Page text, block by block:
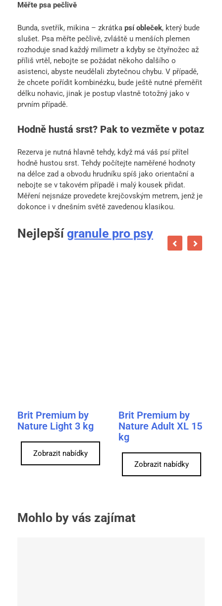
Měřte psa pečlivě
Bunda, svetřík, mikina – zkrátka psí obleček, který bude
slušet. Psa měřte pečlivě, zvláště u menších plemen
rozhoduje snad každý milimetr a kdyby se čtyřnožec až
příliš vrtěl, nebojte se požádat někoho dalšího o
asistenci, abyste neudělali zbytečnou chybu. V případě,
že chcete pořídit kombinézku, bude ještě nutné přeměřit
délku nohavic, jinak je postup vlastně totožný jako v
prvním případě.
Hodně hustá srst? Pak to vezměte v potaz
Rezerva je nutná hlavně tehdy, když má váš psí přítel
hodně hustou srst. Tehdy počítejte naměřené hodnoty
na délce zad a obvodu hrudníku spíš jako orientační a
nebojte se v takovém případě i malý kousek přidat.
Měření nejsnáze provedete krejčovským metrem, jenž je
dokonce i v dnešním světě zavedenou klasikou.
Nejlepšígranule pro psy
Brit Premium by
Nature Light 3 kg
Zobrazit nabídky
Brit Premium by
Nature Adult XL 15
kg
Zobrazit nabídky
Mohlo by vás zajímat